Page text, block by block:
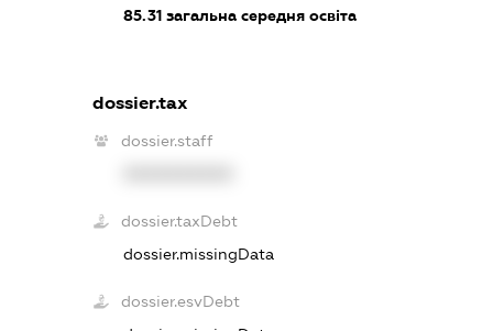
85.31 загальна середня освіта
dossier.tax
dossier.staff
dossier.taxDebt
dossier.missingData
dossier.esvDebt